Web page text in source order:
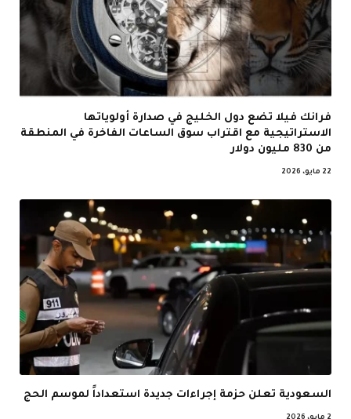
فرانك فيلا تضع دول الخليج في صدارة أولوياتها
الاستراتيجية مع اقتراب سوق الساعات الفاخرة في المنطقة
من 830 مليون دولار
22 مايو، 2026
السعودية تعلن حزمة إجراءات جديدة استعداداً لموسم الحج